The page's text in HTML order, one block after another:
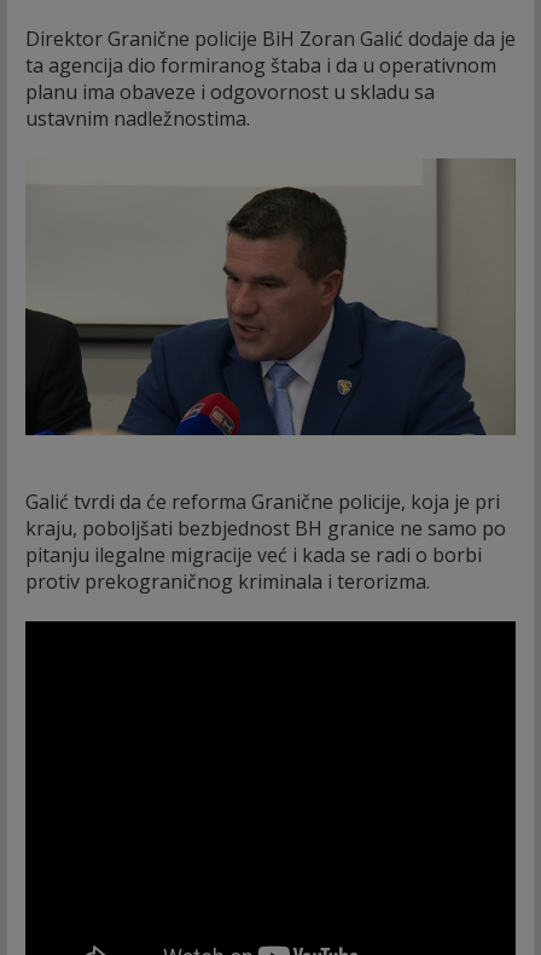
Direktor Granične policije BiH Zoran Galić dodaje da je
ta agencija dio formiranog štaba i da u operativnom
planu ima obaveze i odgovornost u skladu sa
ustavnim nadležnostima.
Galić tvrdi da će reforma Granične policije, koja je pri
kraju, poboljšati bezbjednost BH granice ne samo po
pitanju ilegalne migracije već i kada se radi o borbi
protiv prekograničnog kriminala i terorizma.